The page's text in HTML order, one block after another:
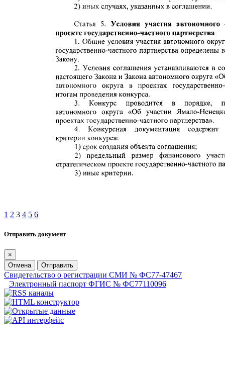
1 2 3 4 5 6
Отправить документ
×
Отмена
Отправить
Свидетельство о регистрации СМИ № ФС77-47467
Электронный паспорт ФГИС № ФС77110096